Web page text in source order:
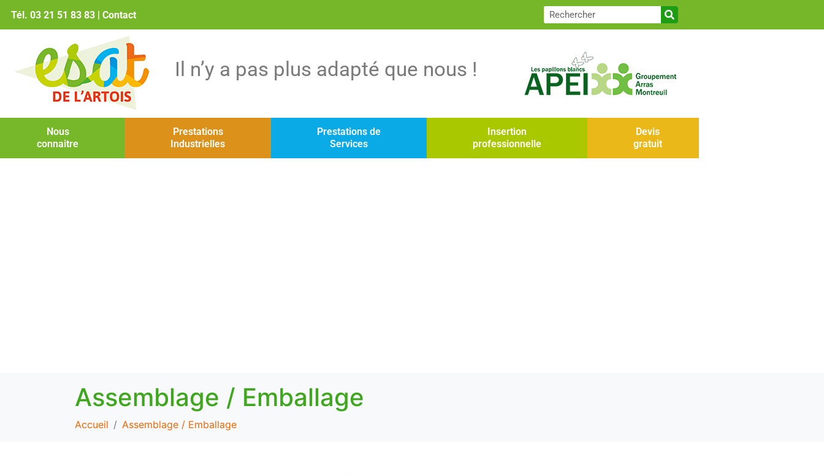
Tél. 03 21 51 83 83 | Contact
Il n’y a pas plus adapté que nous !
Nous
connaitre
Prestations
Industrielles
Prestations de
Services
Insertion
professionnelle
Devis
gratuit
Assemblage / Emballage
Accueil Assemblage / Emballage